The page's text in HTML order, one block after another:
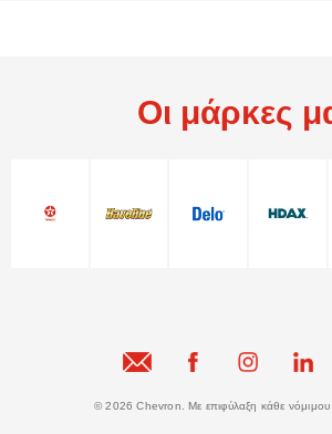
Οι μάρκες
© 2026 Chevron. Με επιφύλαξη κάθε νόμιμου